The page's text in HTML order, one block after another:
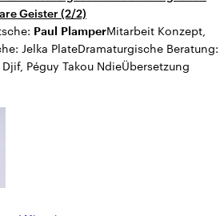
Geister (2/2)
Paul PlamperMitarbeit Konzept,
Jelka PlateDramaturgische Beratung:
Péguy Takou NdieÜbersetzung